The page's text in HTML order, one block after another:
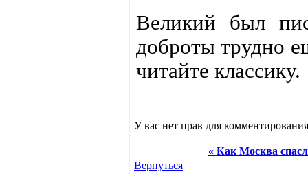
Великий был
доброты трудно
читайте классику.
У вас нет прав для
« Как Москва
Вернуться